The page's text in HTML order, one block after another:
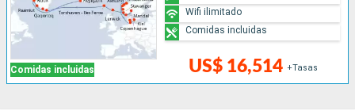
Comidas incluidas US$ 16,514 +Tasas
Wifi ilimitado
Comidas incluidas